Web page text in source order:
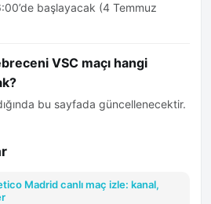
başlayacak (4 Temmuz
VSC maçı hangi
bu sayfada güncellenecektir.
Madrid canlı maç izle: kanal,